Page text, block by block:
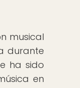
musical
durante
ha sido
en